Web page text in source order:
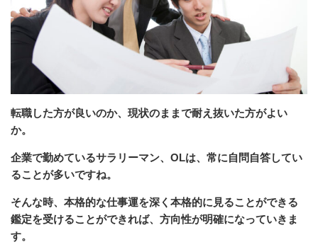
転職した方が良いのか、現状のままで耐え抜いた方がよい
か。
企業で勤めているサラリーマン、OLは、常に自問自答してい
ることが多いですね。
そんな時、本格的な仕事運を深く本格的に見ることができる
鑑定を受けることができれば、方向性が明確になっていきま
す。